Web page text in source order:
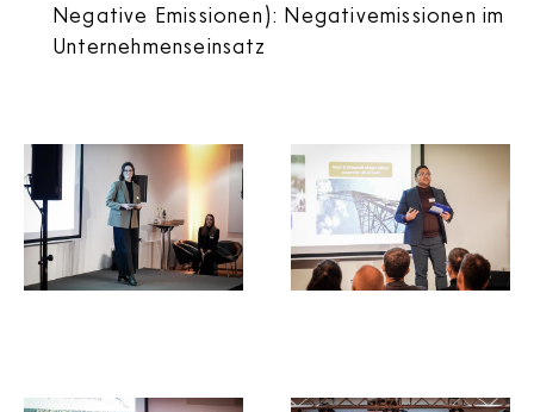
Negative Emissionen): Negativemissionen im
Unternehmenseinsatz